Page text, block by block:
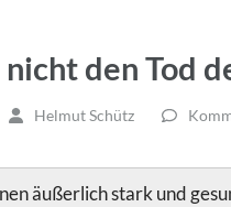
den Tod
Helmut Schütz
äußerlich stark und